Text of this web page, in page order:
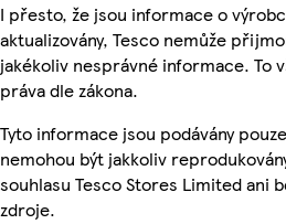
I přesto, že jsou informace o
aktualizovány, Tesco nemůže
jakékoliv nesprávné informace. To
práva dle zákona.
Tyto informace jsou podávány
nemohou být jakkoliv
souhlasu Tesco Stores Limited ani
zdroje.